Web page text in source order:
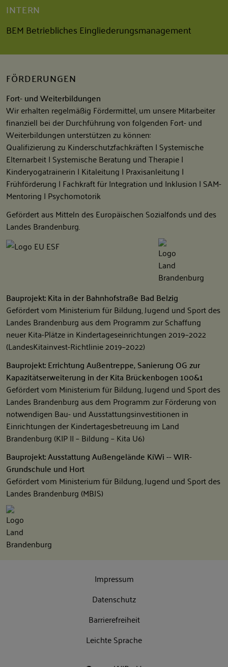
INTERN
BEM Betriebliches Eingliederungsmanagement
FÖRDERUNGEN
Fort- und Weiterbildungen
Wir erhalten regelmäßig Fördermittel, um unsere Mitarbeiter
finanziell bei der Durchführung von folgenden Fort- und
Weiterbildungen unterstützen zu können:
Qualifizierung zu Kinderschutzfachkräften | Systemische
Elternarbeit | Systemische Beratung und Therapie |
Kinderyogatrainerin | Kitaleitung | Praxisanleitung |
Frühförderung | Fachkraft für Integration und Inklusion | SAM-
Mentoring | Psychomotorik
Gefördert aus Mitteln des Europäischen Sozialfonds und des
Landes Brandenburg.
Bauprojekt: Kita in der Bahnhofstraße Bad Belzig
Gefördert vom Ministerium für Bildung, Jugend und Sport des
Landes Brandenburg aus dem Programm zur Schaffung
neuer Kita-Plätze in Kindertageseinrichtungen 2019–2022
(LandesKitainvest-Richtlinie 2019–2022)
Bauprojekt: Errichtung Außentreppe, Sanierung OG zur
Kapazitätserweiterung in der Kita Brückenbogen 100&1
Gefördert vom Ministerium für Bildung, Jugend und Sport des
Landes Brandenburg aus dem Programm zur Förderung von
notwendigen Bau- und Ausstattungsinvestitionen in
Einrichtungen der Kindertagesbetreuung im Land
Brandenburg (KIP II – Bildung – Kita U6)
Bauprojekt: Ausstattung Außengelände KiWi -- WIR-
Grundschule und Hort
Gefördert vom Ministerium für Bildung, Jugend und Sport des
Landes Brandenburg (MBJS)
Impressum
Datenschutz
Barrierefreiheit
Leichte Sprache